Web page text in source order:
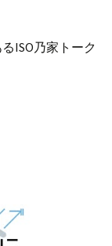
ISO乃家トーク
「“政治家×IT×